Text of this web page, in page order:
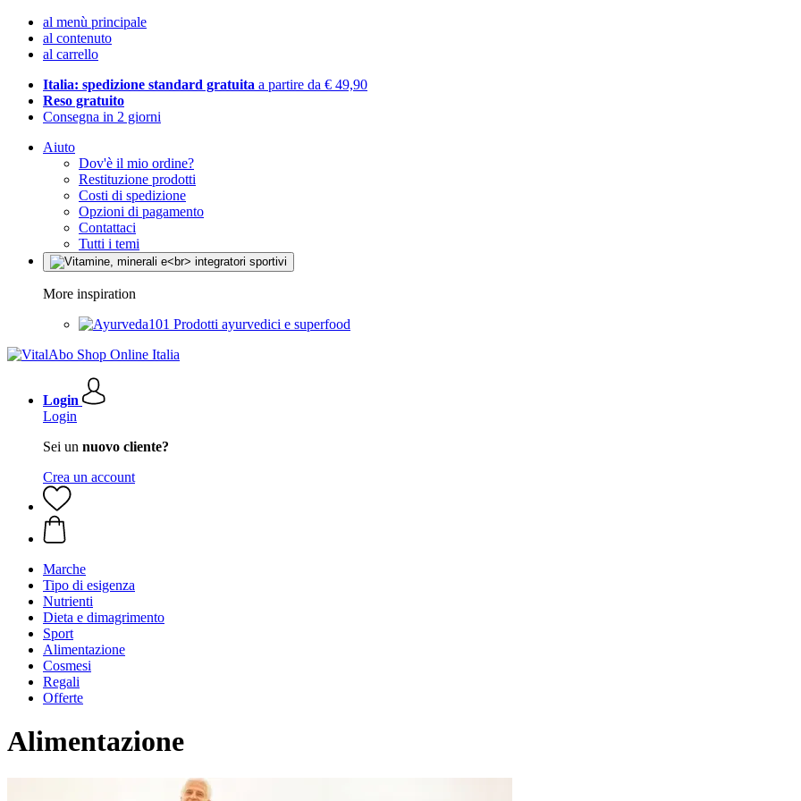
al menù principale
al contenuto
al carrello
Italia: spedizione standard gratuita a partire da € 49,90
Reso gratuito
Consegna in 2 giorni
Aiuto
Dov'è il mio ordine?
Restituzione prodotti
Costi di spedizione
Opzioni di pagamento
Contattaci
Tutti i temi
More inspiration
Prodotti ayurvedici e superfood
Login
Login
Sei un nuovo cliente?
Crea un account
Marche
Tipo di esigenza
Nutrienti
Dieta e dimagrimento
Sport
Alimentazione
Cosmesi
Regali
Offerte
Alimentazione